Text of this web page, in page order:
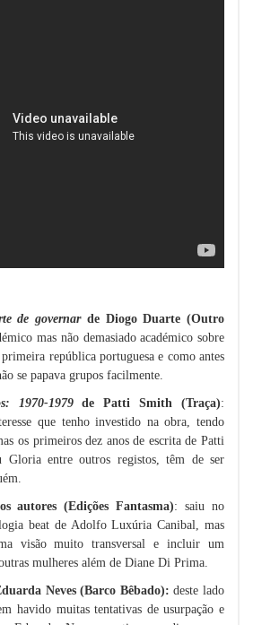
de governarde Diogo Duarte (Outro
mas não demasiado académico sobre
república portuguesa e como antes
se papava grupos facilmente.
1970-1979de Patti Smith (Traça):
que tenho investido na obra, tendo
os primeiros dez anos de escrita de Patti
Gloria entre outros registos, têm de ser
autores (Edições Fantasma): saiu no
beat de Adolfo Luxúria Canibal, mas
visão muito transversal e incluir um
mulheres além de Diane Di Prima.
Neves (Barco Bêbado):deste lado
havido muitas tentativas de usurpação e